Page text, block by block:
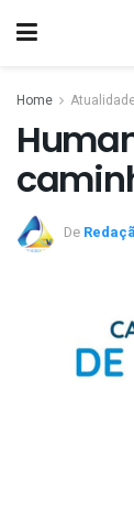
Home
De